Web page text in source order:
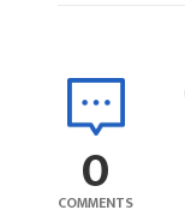
0
COMMENTS